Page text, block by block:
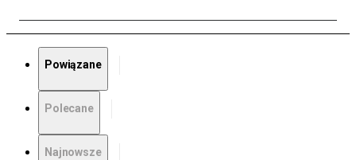
Powiązane
Polecane
Najnowsze